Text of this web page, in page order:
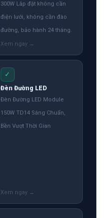
300W Lắp đặt không cần
điện lưới, không cần đào
đường, bảo hành 24 tháng.
✓
Đèn Đường LED
Đèn Đường LED Module
150W TD14 Sáng Chuẩn,
Bền Vượt Thời Gian